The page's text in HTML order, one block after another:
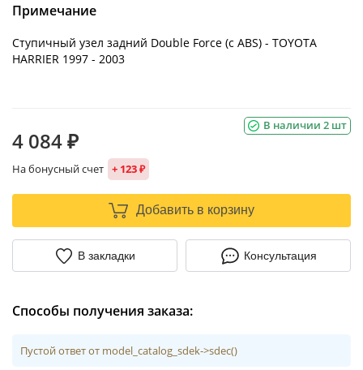
Примечание
Ступичный узел задний Double Force (с ABS) - TOYOTA
HARRIER 1997 - 2003
В наличии 2 шт
4 084 ₽
На бонусный счет + 123 ₽
Добавить в корзину
В закладки Консультация
Способы получения заказа:
Пустой ответ от model_catalog_sdek->sdec()